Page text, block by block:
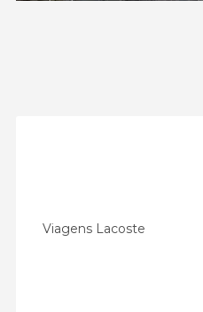
Viagens Lacoste